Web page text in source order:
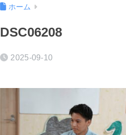
ホーム
DSC06208
2025-09-10